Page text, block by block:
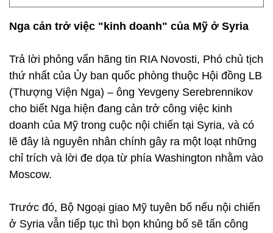
Nga cản trở việc "kinh doanh" của Mỹ ở Syria
Trả lời phỏng vấn hãng tin RIA Novosti, Phó chủ tịch
thứ nhất của Ủy ban quốc phòng thuộc Hội đồng LB
(Thượng Viện Nga) – ông Yevgeny Serebrennikov
cho biết Nga hiện đang cản trở công việc kinh
doanh của Mỹ trong cuộc nội chiến tại Syria, và có
lẽ đây là nguyên nhân chính gây ra một loạt những
chỉ trích và lời đe dọa từ phía Washington nhằm vào
Moscow.
Trước đó, Bộ Ngoại giao Mỹ tuyên bố nếu nội chiến
ở Syria vẫn tiếp tục thì bọn khủng bố sẽ tấn công